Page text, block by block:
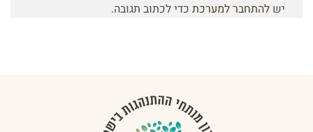
יש להתחבר למערכת כדי לכתוב תגובה.